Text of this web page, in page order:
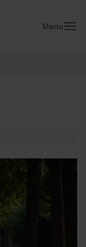
Menu